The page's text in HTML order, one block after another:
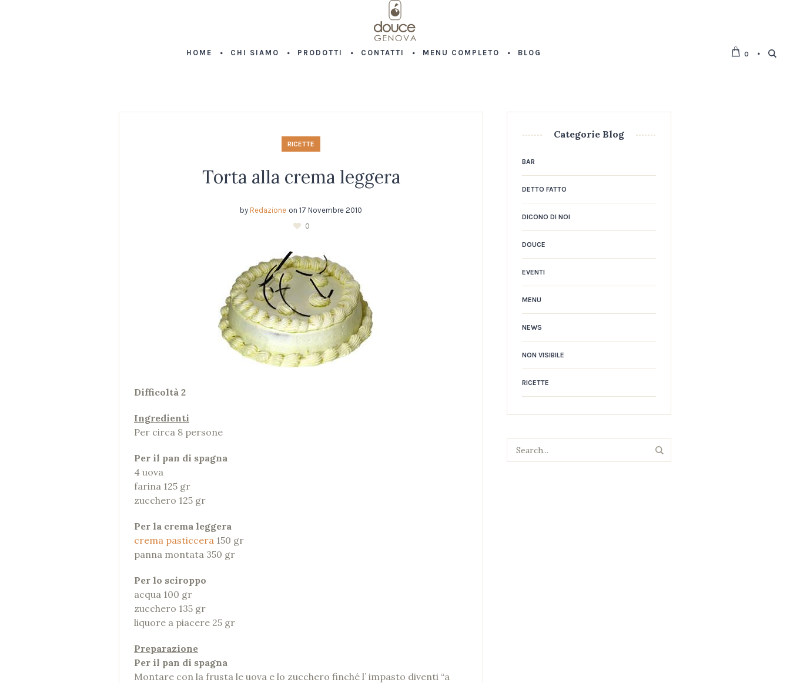
0
HOME CHI SIAMO PRODOTTI CONTATTI MENU COMPLETO BLOG
RICETTE
Torta alla crema leggera
by Redazione on17 Novembre 2010
0
Difficoltà 2
Ingredienti
Per circa 8 persone
Per il pan di spagna
4 uova
farina 125 gr
zucchero 125 gr
Per la crema leggera
crema pasticcera 150 gr
panna montata 350 gr
Per lo sciroppo
acqua 100 gr
zucchero 135 gr
liquore a piacere 25 gr
Preparazione
Per il pan di spagna
Montare con la frusta le uova e lo zucchero finché l’ impasto diventi “a
Categorie Blog
BAR
DETTO FATTO
DICONO DI NOI
DOUCE
EVENTI
MENU
NEWS
NON VISIBILE
RICETTE